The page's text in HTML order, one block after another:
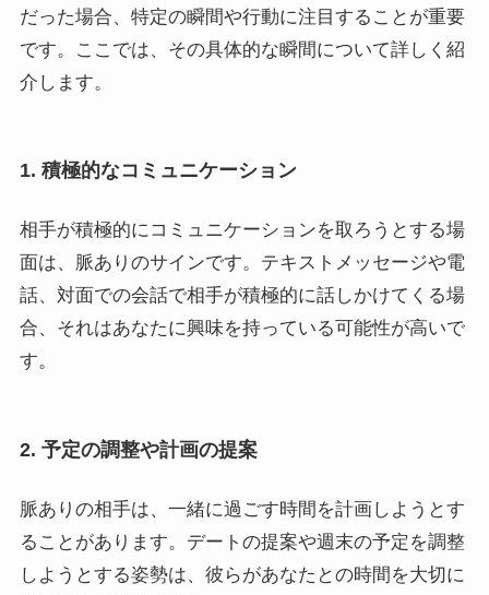
だった場合、特定の瞬間や行動に注目することが重要
です。ここでは、その具体的な瞬間について詳しく紹
介します。
1. 積極的なコミュニケーション
相手が積極的にコミュニケーションを取ろうとする場
面は、脈ありのサインです。テキストメッセージや電
話、対面での会話で相手が積極的に話しかけてくる場
合、それはあなたに興味を持っている可能性が高いで
す。
2. 予定の調整や計画の提案
脈ありの相手は、一緒に過ごす時間を計画しようとす
ることがあります。デートの提案や週末の予定を調整
しようとする姿勢は、彼らがあなたとの時間を大切に